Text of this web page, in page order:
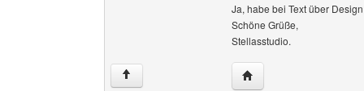
Ja, habe bei Text über
Schöne Grüße,
Stellasstudio.
↑ Website dieses